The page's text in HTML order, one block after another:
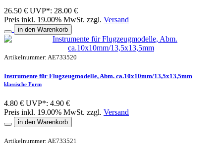
26.50 € UVP*: 28.00 €
Preis inkl. 19.00% MwSt. zzgl. Versand
in den Warenkorb
Artikelnummer: AE733520
Instrumente für Flugzeugmodelle, Abm. ca.10x10mm/13,5x13,5mm
klassische Form
4.80 € UVP*: 4.90 €
Preis inkl. 19.00% MwSt. zzgl. Versand
in den Warenkorb
Artikelnummer: AE733521